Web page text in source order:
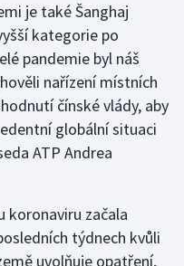
je také Šanghaj
kategorie po
pandemie byl náš
nařízení místních
čínské vlády, aby
globální situaci
ATP Andrea
koronaviru začala
týdnech kvůli
uvolňuje opatření,